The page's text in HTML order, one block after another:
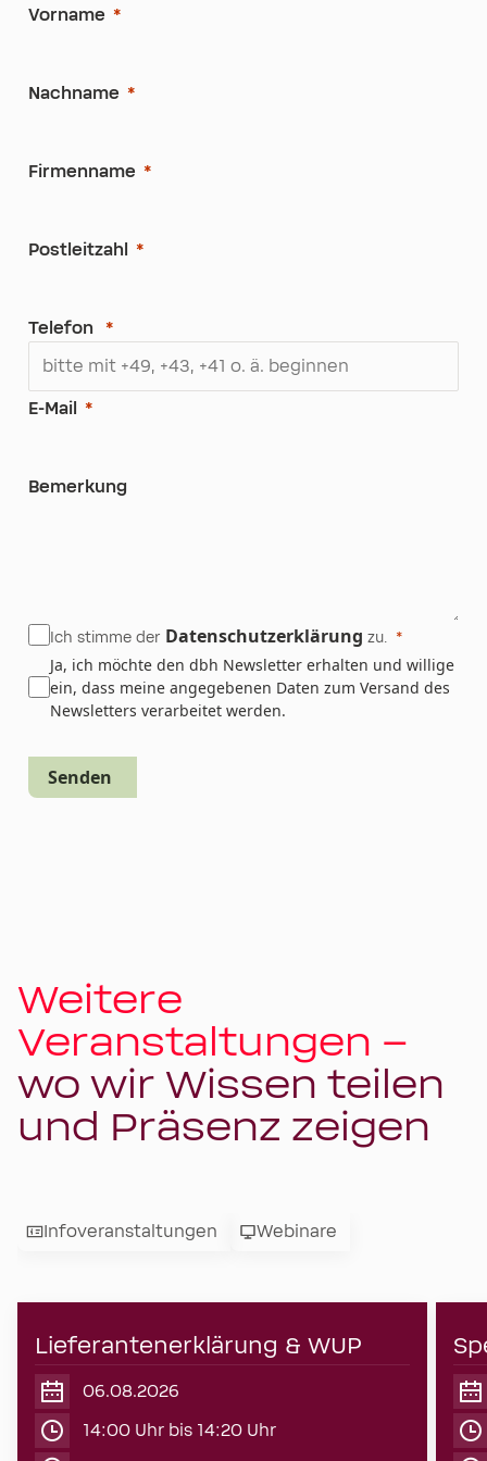
Vorname
Nachname
Firmenname
Postleitzahl
Telefon
E-Mail
Bemerkung
Ich stimme der Datenschutzerklärung zu.
Ja, ich möchte den dbh Newsletter erhalten und willige
ein, dass meine angegebenen Daten zum Versand des
Newsletters verarbeitet werden.
Senden
Weitere
Veranstaltungen –
wo wir Wissen teilen
und Präsenz zeigen
Infoveranstaltungen Webinare
06
Lieferantenerklärung & WUP
06.08.2026
14:00 Uhr bis 14:20 Uhr